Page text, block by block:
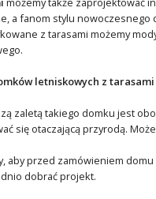
a fanom stylu
z tarasami możemy
letniskowych z tarasami
zaletą takiego domku jest
się otaczającą przyrodą.
aby przed zamówieniem
dobrać projekt.